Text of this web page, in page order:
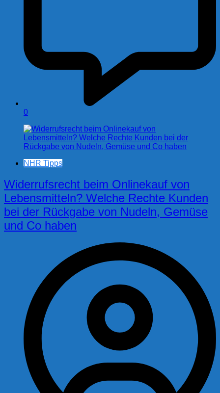
0
NHR Tipps
Widerrufsrecht beim Onlinekauf von
Lebensmitteln? Welche Rechte Kunden
bei der Rückgabe von Nudeln, Gemüse
und Co haben